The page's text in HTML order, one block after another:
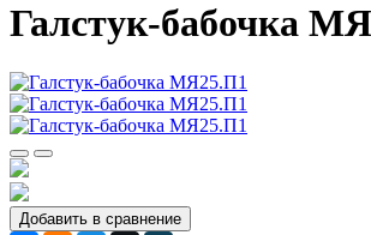
Галстук-бабочка
Добавить в сравнение